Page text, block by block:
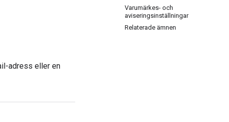
Varumärkes- och
aviseringsinställningar
Relaterade ämnen
adress eller en